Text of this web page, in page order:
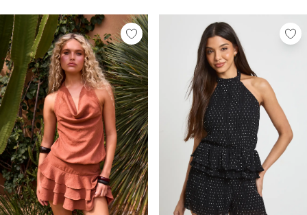
Sous-vêtements
Chaussettes
Sacs et portefeuilles
Ceintures
Shoppez par collection
BOOHOOMAN | Ronaldinho
BOOHOOMAN | Patrice Evra
Vacances
Common Pace
Training Dept
One More Rep
Indispensables
Tenues De Soirée